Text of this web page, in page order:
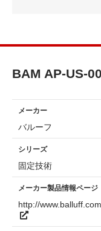
BAM AP-US-
メーカー
バルーフ
シリーズ
固定技術
メーカー製品情報ページ
http://